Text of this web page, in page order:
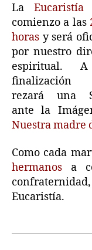
La Eucaristía
comienzo a las
horas y será
por nuestro
espiritual.
rezará una
ante la
Nuestra madre
Como cada
hermanos a
Eucaristía.